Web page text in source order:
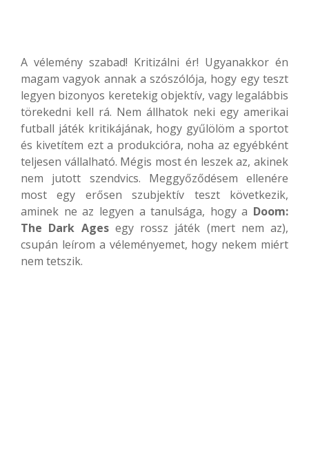
A vélemény szabad! Kritizálni ér! Ugyanakkor én
magam vagyok annak a szószólója, hogy egy teszt
legyen bizonyos keretekig objektív, vagy legalábbis
törekedni kell rá. Nem állhatok neki egy amerikai
futball játék kritikájának, hogy gyűlölöm a sportot
és kivetítem ezt a produkcióra, noha az egyébként
teljesen vállalható. Mégis most én leszek az, akinek
nem jutott szendvics. Meggyőződésem ellenére
most egy erősen szubjektív teszt következik,
aminek ne az legyen a tanulsága, hogy a Doom:
The Dark Agesegy rossz játék (mert nem az),
csupán leírom a véleményemet, hogy nekem miért
nem tetszik.